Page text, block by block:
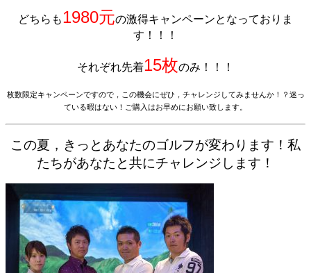
どちらも1980元の激得キャンペーンとなっておりま
す！！！
それぞれ先着15枚のみ！！！
枚数限定キャンペーンですので，この機会にぜひ，チャレンジしてみませんか！？迷っ
ている暇はない！ご購入はお早めにお願い致します。
この夏，きっとあなたのゴルフが変わります！私
たちがあなたと共にチャレンジします！